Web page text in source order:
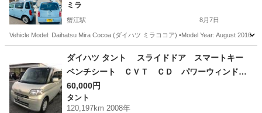
ミラ
蟹江駅 8月7日
Vehicle Model: Daihatsu Mira Cocoa (ダイハツ ミラココア) ▪️Model Year: August 2010
蟹江駅 ミラココア
ダイハツ タント スライドドア スマートキー
ベンチシート ＣＶＴ ＣＤ パワーウィンド
ウ 運転席エアバッグ 法定整備付 （車検整備
付）
60,000円
タント
120,197km 2008年